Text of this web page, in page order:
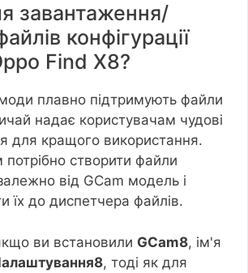
завантаження/
конфігурації
Find X8?
плавно підтримують файли
надає користувачам чудові
для кращого використання.
створити файли
від GCam модель і
їх до диспетчера файлів.
ви встановили GCam8, ім'я
, тоді як для